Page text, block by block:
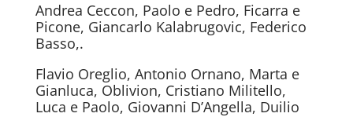
Andrea Ceccon, Paolo e Pedro, Ficarra e
Picone, Giancarlo Kalabrugovic, Federico
Basso,.
Flavio Oreglio, Antonio Ornano, Marta e
Gianluca, Oblivion, Cristiano Militello,
Luca e Paolo, Giovanni D’Angella, Duilio